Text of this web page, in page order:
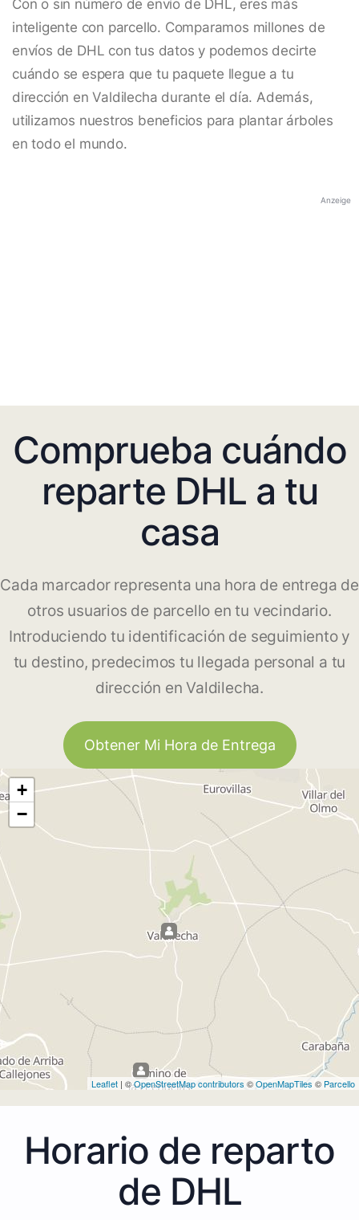
Con o sin número de envío de DHL, eres más
inteligente con parcello. Comparamos millones de
envíos de DHL con tus datos y podemos decirte
cuándo se espera que tu paquete llegue a tu
dirección en Valdilecha durante el día. Además,
utilizamos nuestros beneficios para plantar árboles
en todo el mundo.
Anzeige
Comprueba cuándo
reparte DHL a tu
casa
Cada marcador representa una hora de entrega de
otros usuarios de parcello en tu vecindario.
Introduciendo tu identificación de seguimiento y
tu destino, predecimos tu llegada personal a tu
dirección en Valdilecha.
Obtener Mi Hora de Entrega
+
−
Leaflet | ©OpenStreetMap contributors ©OpenMapTiles © Parcello
Horario de reparto
de DHL